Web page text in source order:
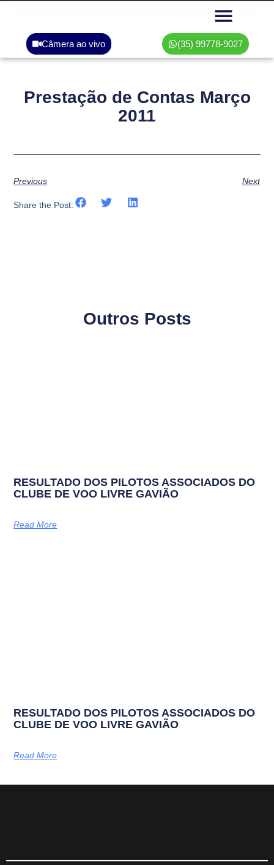
Câmera ao vivo (35) 99778-9027
Prestação de Contas Março
2011
Previous Next
Share the Post:
Outros Posts
RESULTADO DOS PILOTOS ASSOCIADOS DO
CLUBE DE VOO LIVRE GAVIÃO
Read More
RESULTADO DOS PILOTOS ASSOCIADOS DO
CLUBE DE VOO LIVRE GAVIÃO
Read More